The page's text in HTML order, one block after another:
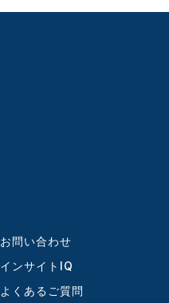
お問い合わせ
インサイトIQ
よくあるご質問